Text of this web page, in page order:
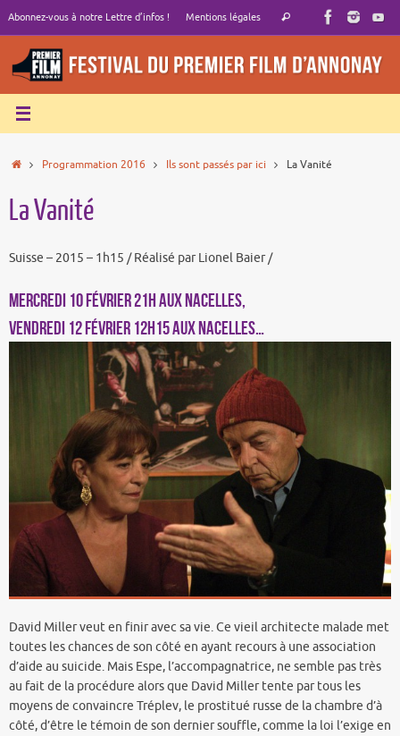
contenu
Abonnez-vous à notre Lettre d’infos ! Mentions légales
Recherche
Rechercher
AccueilProgrammation 2016 Ils sont passés par ici La Vanité
La Vanité
Suisse – 2015 – 1h15 / Réalisé par Lionel Baier /
MERCREDI 10 FÉVRIER 21h aux Nacelles,
VENDREDI 12 FÉVRIER 12h15 aux Nacelles…
David Miller veut en finir avec sa vie. Ce vieil architecte malade met
toutes les chances de son côté en ayant recours à une association
d’aide au suicide. Mais Espe, l’accompagnatrice, ne semble pas très
au fait de la procédure alors que David Miller tente par tous les
moyens de convaincre Tréplev, le prostitué russe de la chambre d’à
côté, d’être le témoin de son dernier souffle, comme la loi l’exige en